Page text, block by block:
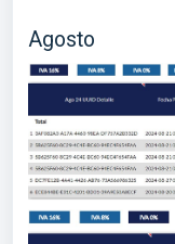
Agosto